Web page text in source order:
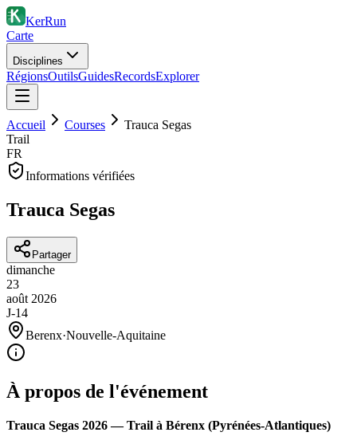
KerRun
Carte
Disciplines
RégionsOutilsGuidesRecordsExplorer
Accueil Courses
Trauca Segas
Trail
FR
Informations vérifiées
Trauca Segas
Partager
dimanche
23
août 2026
J-14
Berenx·Nouvelle-Aquitaine
À propos de l'événement
Trauca Segas 2026 — Trail à Bérenx (Pyrénées-Atlantiques)